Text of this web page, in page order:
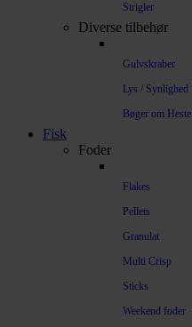
Strigler
Diverse tilbehør
Gulvskraber
Lys / Synlighed
Bøger om Heste
Fisk
Foder
Flakes
Pellets
Granulat
Multi Crisp
Sticks
Weekend foder